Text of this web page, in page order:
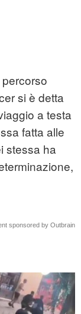
si è detta
a testa
fatta alle
stessa ha
sponsored by Outbrain